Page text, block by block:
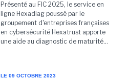
Présenté au FIC 2025, le service en
ligne Hexadiag poussé par le
groupement d'entreprises françaises
en cybersécurité Hexatrust apporte
une aide au diagnostic de maturité...
LE 09 OCTOBRE 2023